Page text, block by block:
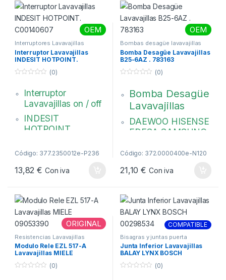
OEM
Interruptores Lavavajillas
Interruptor Lavavajillas
INDESIT HOTPOINT.
e
(0)
Interruptor
Lavavajillas on / off
INDESIT
HOTPOINT
mm
C00140607,
Código: 377.2350012e-P236
13,82€ Con iva
OEM
Bombas desagüe lavavajillas
Bomba Desagüe Lavavajillas
B25-6AZ . 783163
e
5
(0)
Bomba Desagüe
Lavavajillas
DAEWOO HISENSE
EDESA SAMSUNG
PX-1-35
30 W – 220V
01957A,
AS0017881
Código: 372.0000400e-N120
21,10€ Con iva
ORIGINAL
Resistencias Lavavajillas
Modulo Rele EZL 517-A
Lavavajillas MIELE
09053390
(0)
COMPATIBLE
Bisagras y juntas puerta
lavavajillas
Junta Inferior Lavavajillas
BALAY LYNX BOSCH
00298534
(0)